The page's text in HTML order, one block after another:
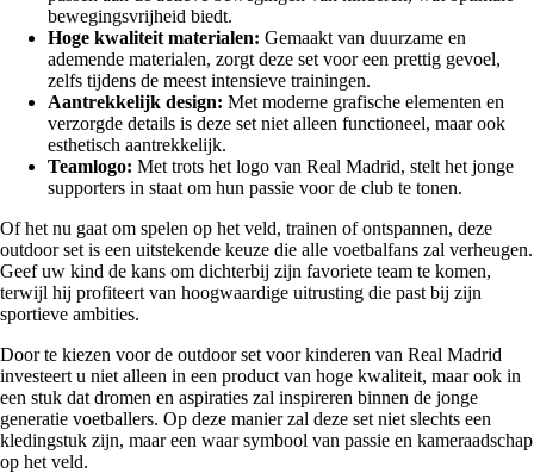
bewegingsvrijheid biedt.
Hoge kwaliteit materialen: Gemaakt van duurzame en
ademende materialen, zorgt deze set voor een prettig gevoel,
zelfs tijdens de meest intensieve trainingen.
Aantrekkelijk design: Met moderne grafische elementen en
verzorgde details is deze set niet alleen functioneel, maar ook
esthetisch aantrekkelijk.
Teamlogo: Met trots het logo van Real Madrid, stelt het jonge
supporters in staat om hun passie voor de club te tonen.
Of het nu gaat om spelen op het veld, trainen of ontspannen, deze
outdoor set is een uitstekende keuze die alle voetbalfans zal verheugen.
Geef uw kind de kans om dichterbij zijn favoriete team te komen,
terwijl hij profiteert van hoogwaardige uitrusting die past bij zijn
sportieve ambities.
Door te kiezen voor de outdoor set voor kinderen van Real Madrid
investeert u niet alleen in een product van hoge kwaliteit, maar ook in
een stuk dat dromen en aspiraties zal inspireren binnen de jonge
generatie voetballers. Op deze manier zal deze set niet slechts een
kledingstuk zijn, maar een waar symbool van passie en kameraadschap
op het veld.